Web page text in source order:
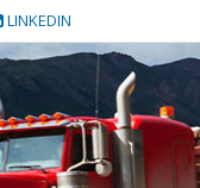
LINKEDIN